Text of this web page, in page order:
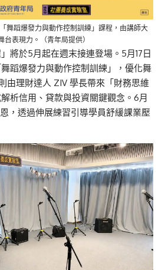
舞蹈爆發力與動作控制訓練」課程，由講師大
表現力。（青年局提供）
將於5月起在週末接連登場。5月17日
蹈爆發力與動作控制訓練」，優化舞
由理財達人 ZIV 學長帶來「財務思維
析信用、貸款與投資關鍵觀念。6月
，透過伸展練習引導學員舒緩課業壓